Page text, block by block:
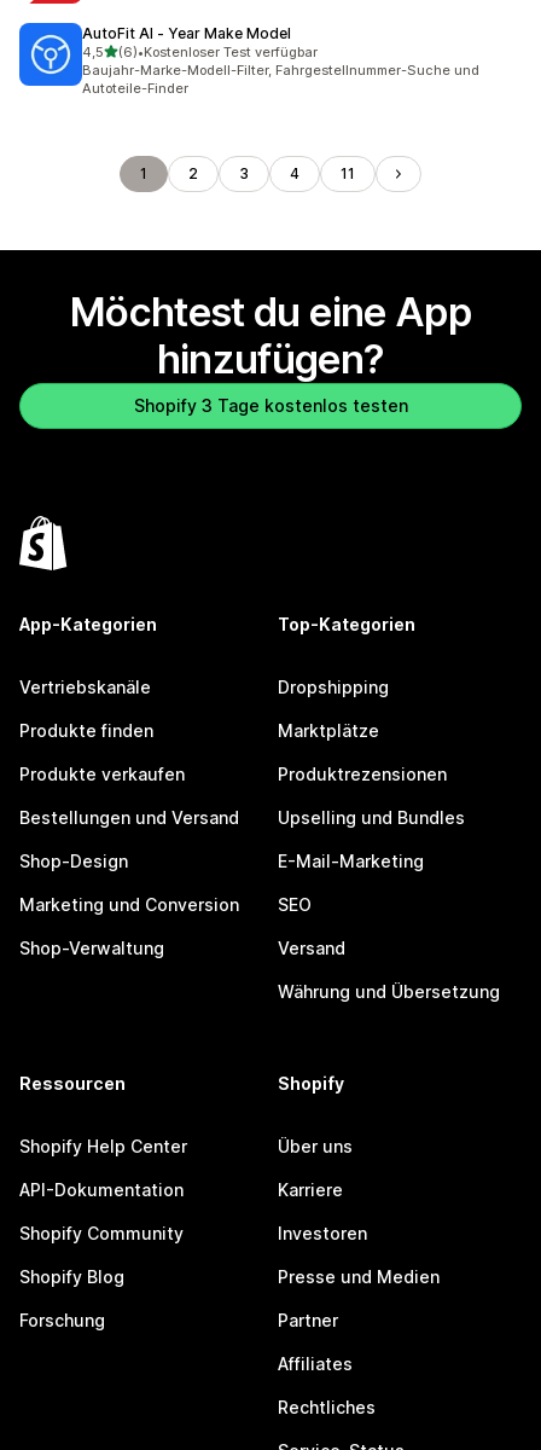
AutoFit AI ‑ Year Make Model
4,5von 5 Sternen
(6)
6 Rezensionen insgesamt
•Kostenloser Test verfügbar
Baujahr-Marke-Modell-Filter, Fahrgestellnummer-Suche und
Autoteile-Finder
1 2 3 4 11
Möchtest du eine App
hinzufügen?
Shopify 3 Tage kostenlos testen
App-Kategorien
Vertriebskanäle
Produkte finden
Produkte verkaufen
Bestellungen und Versand
Shop-Design
Marketing und Conversion
Shop-Verwaltung
Top-Kategorien
Dropshipping
Marktplätze
Produktrezensionen
Upselling und Bundles
E-Mail-Marketing
SEO
Versand
Währung und Übersetzung
Ressourcen
Shopify Help Center
API-Dokumentation
Shopify Community
Shopify Blog
Forschung
Shopify
Über uns
Karriere
Investoren
Presse und Medien
Partner
Affiliates
Rechtliches